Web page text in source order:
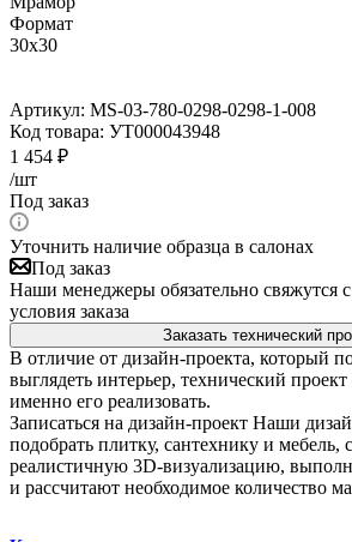
Формат
30x30
Артикул: MS-03-780-0298-0298-1-008
Код товара: УТ000043948
1 454 ₽
/шт
Под заказ
Уточнить наличие образца в салонах
Под заказ
Наши менеджеры обязательно свяжутся
условия заказа
Заказать технический
В отличие от дизайн-проекта, который
выглядеть интерьер, технический проект
именно его реализовать.
Записаться на дизайн-проект Наши
подобрать плитку, сантехнику и мебель,
реалистичную 3D-визуализацию,
и рассчитают необходимое количество